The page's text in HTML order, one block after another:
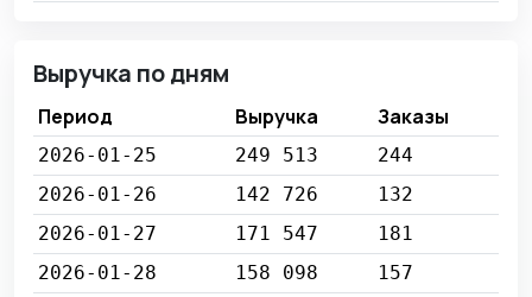
Выручка по дням
Период Выручка Заказы
2026-01-25 249 513
244
2026-01-26
142 726
132
2026-01-27
171 547
181
2026-01-28
158 098
157